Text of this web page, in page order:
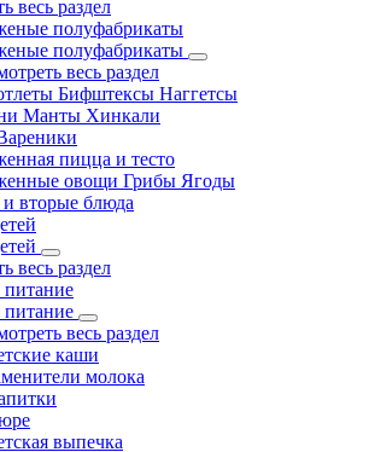
весь раздел
полуфабрикаты
полуфабрикаты
весь раздел
Бифштексы Наггетсы
Манты Хинкали
пицца и тесто
овощи Грибы Ягоды
вторые блюда
весь раздел
питание
питание
весь раздел
каши
молока
выпечка